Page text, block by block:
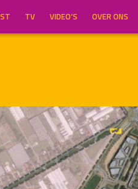
TV VIDEO’S OVER ONS